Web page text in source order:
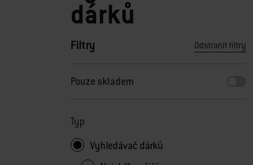
dárků
Filtry
Zvolením kteréhokoli z filtrù bude stránka
Odstranit filtry
Pouze skladem
Typ
Vyhledávač dárků